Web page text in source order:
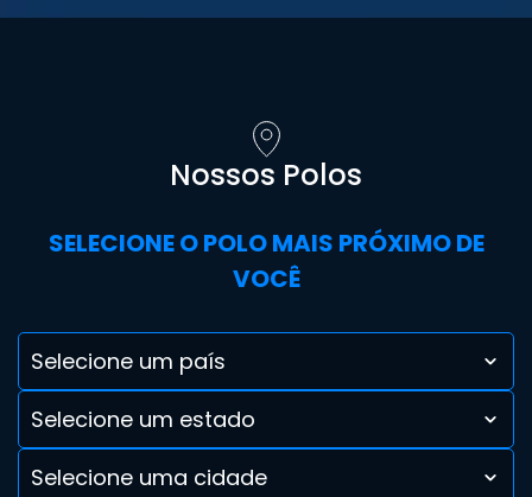
Nossos Polos
SELECIONE O POLO MAIS PRÓXIMO DE
VOCÊ
Selecione um país
Selecione um estado
Selecione uma cidade